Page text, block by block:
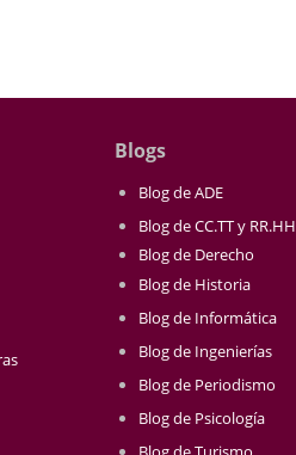
Blogs
Blog de ADE
Blog de CC.TT y RR.HH
Blog de Derecho
Blog de Historia
Blog de Informática
Blog de Ingenierías
Blog de Periodismo
Blog de Psicología